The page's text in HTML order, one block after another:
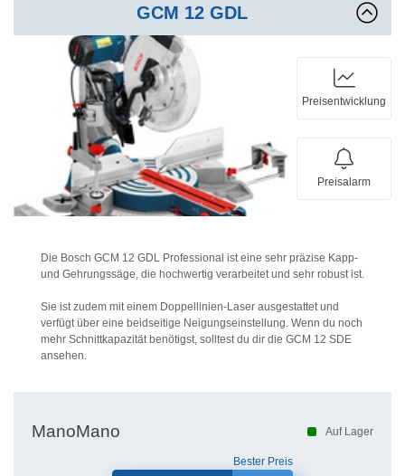
GCM 12 GDL
Preisentwicklung
Preisalarm
Die Bosch GCM 12 GDL Professional ist eine sehr präzise Kapp-
und Gehrungssäge, die hochwertig verarbeitet und sehr robust ist.
Sie ist zudem mit einem Doppellinien-Laser ausgestattet und
verfügt über eine beidseitige Neigungseinstellung. Wenn du noch
mehr Schnittkapazität benötigst, solltest du dir die GCM 12 SDE
ansehen.
ManoMano Auf Lager
Bester Preis